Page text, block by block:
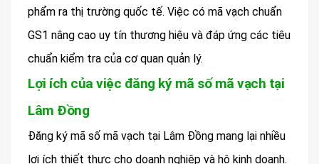
phẩm ra thị trường quốc tế. Việc có mã vạch chuẩn
GS1 nâng cao uy tín thương hiệu và đáp ứng các tiêu
chuẩn kiểm tra của cơ quan quản lý.
Lợi ích của việc đăng ký mã số mã vạch tại
Lâm Đồng
Đăng ký mã số mã vạch tại Lâm Đồng mang lại nhiều
lợi ích thiết thực cho doanh nghiệp và hộ kinh doanh.